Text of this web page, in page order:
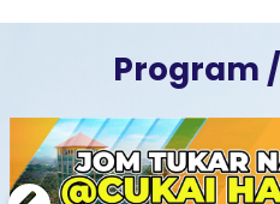
Program